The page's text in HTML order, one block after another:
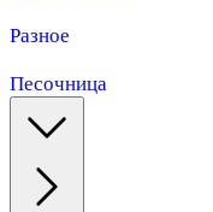
Разное
Песочница